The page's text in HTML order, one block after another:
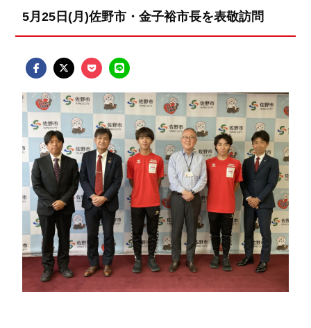
5月25日(月)佐野市・金子裕市長を表敬訪問